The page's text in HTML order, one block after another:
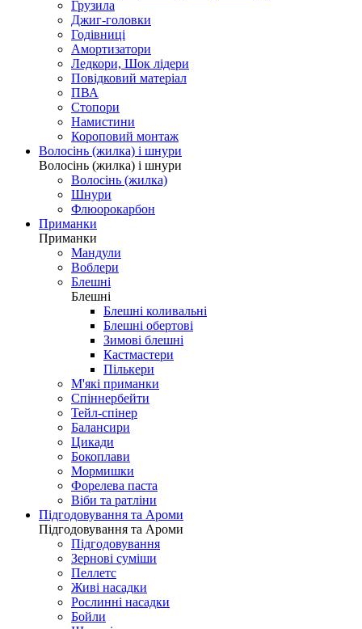
Грузила
Джиг-головки
Годівниці
Амортизатори
Ледкори, Шок лідери
Повідковий матеріал
ПВА
Стопори
Намистини
Короповий монтаж
Волосінь (жилка) і шнури
Волосінь (жилка) і шнури
Волосінь (жилка)
Шнури
Флюорокарбон
Приманки
Приманки
Мандули
Воблери
Блешні
Блешні
Блешні коливальні
Блешні обертові
Зимові блешні
Кастмастери
Пількери
М'які приманки
Спіннербейти
Тейл-спінер
Балансири
Цикади
Бокоплави
Мормишки
Форелева паста
Віби та ратліни
Підгодовування та Ароми
Підгодовування та Ароми
Підгодовування
Зернові суміши
Пеллетс
Живі насадки
Рослинні насадки
Бойли